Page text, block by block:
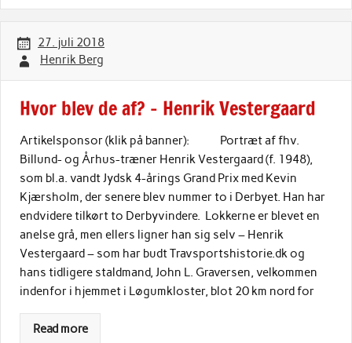
27. juli 2018
Henrik Berg
Hvor blev de af? – Henrik Vestergaard
Artikelsponsor (klik på banner): Portræt af fhv.
Billund- og Århus-træner Henrik Vestergaard (f. 1948),
som bl.a. vandt Jydsk 4-årings Grand Prix med Kevin
Kjærsholm, der senere blev nummer to i Derbyet. Han har
endvidere tilkørt to Derbyvindere. Lokkerne er blevet en
anelse grå, men ellers ligner han sig selv – Henrik
Vestergaard – som har budt Travsportshistorie.dk og
hans tidligere staldmand, John L. Graversen, velkommen
indenfor i hjemmet i Løgumkloster, blot 20 km nord for
Read more